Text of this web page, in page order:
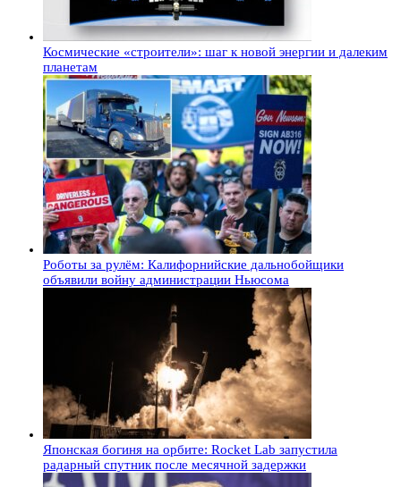
Космические «строители»: шаг к новой энергии и далеким
планетам
Роботы за рулём: Калифорнийские дальнобойщики
объявили войну администрации Ньюсома
Японская богиня на орбите: Rocket Lab запустила
радарный спутник после месячной задержки